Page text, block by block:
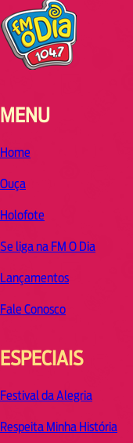
MENU
Home
Ouça
Holofote
Se liga na FM O Dia
Lançamentos
Fale Conosco
ESPECIAIS
Festival da Alegria
Respeita Minha História